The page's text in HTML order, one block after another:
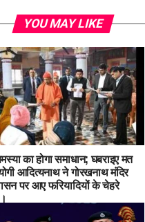
YOU MAY LIKE
का होगा समाधान; घबराइए मत
आदित्यनाथ ने गोरखनाथ मंदिर
पर आए फरियादियों के चेहरे